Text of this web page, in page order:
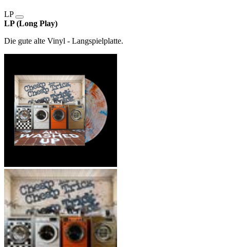
LP
LP (Long Play)
Die gute alte Vinyl - Langspielplatte.